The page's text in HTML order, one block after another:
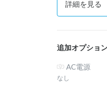
詳細を見る
追加オプショ
AC電源
なし